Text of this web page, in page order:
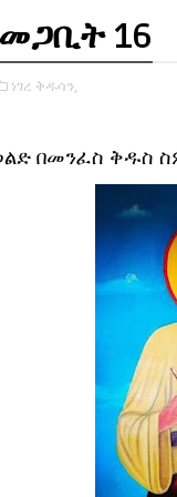
16
ነገረ ቅዱሳን,
በመንፈስ ቅዱስ